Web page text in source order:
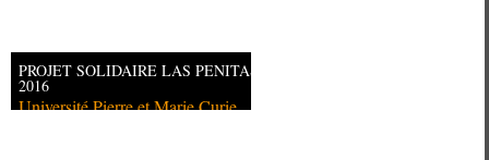
PROJET SOLIDAIRE LAS PENITAS
2016
Université Pierre et Marie Curie